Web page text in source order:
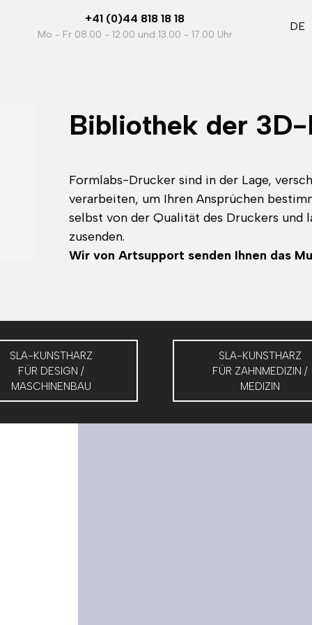
+41 (0)44 818 18 18
Mo - Fr 08.00 - 12.00 und 13.00 - 17.00 Uhr
DE
Bibliothek der
Formlabs-Drucker sind in der Lage,
verarbeiten, um Ihren Ansprüchen
selbst von der Qualität des Druckers und
zusenden.
Wir von Artsupport senden Ihnen das
SLA-KUNSTHARZ
FÜR ZAHNMEDIZIN /
MEDIZIN
SLA-KUNSTHARZ
FÜR DESIGN /
MASCHINENBAU